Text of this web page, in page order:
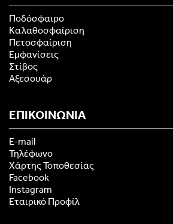
Ποδόσφαιρο
Καλαθοσφαίριση
Πετοσφαίριση
Εμφανίσεις
Στίβος
Αξεσουάρ
ΕΠΙΚΟΙΝΩΝΙΑ
E-mail
Τηλέφωνο
Χάρτης Τοποθεσίας
Facebook
Instagram
Εταιρικό Προφίλ